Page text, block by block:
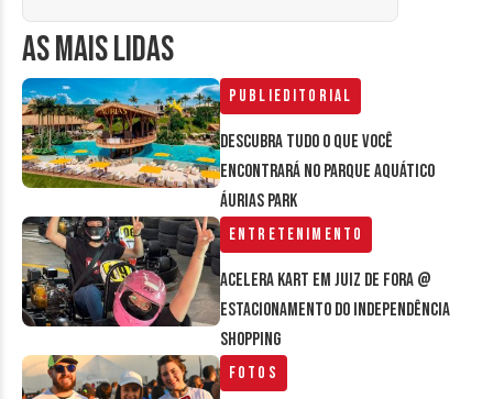
AS MAIS LIDAS
Publieditorial
Descubra tudo o que você
encontrará no parque aquático
Áurias Park
Entretenimento
Acelera Kart em Juiz de Fora @
estacionamento do Independência
Shopping
Fotos